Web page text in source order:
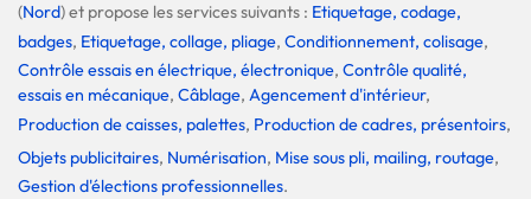
(Nord) et propose les services suivants : Etiquetage, codage,
badges, Etiquetage, collage, pliage, Conditionnement, colisage,
Contrôle essais en électrique, électronique, Contrôle qualité,
essais en mécanique, Câblage, Agencement d'intérieur,
Production de caisses, palettes, Production de cadres, présentoirs,
Objets publicitaires, Numérisation, Mise sous pli, mailing, routage,
Gestion d'élections professionnelles.